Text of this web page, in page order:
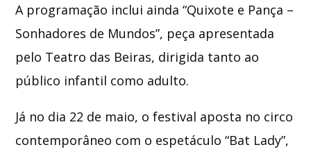
A programação inclui ainda “Quixote e Pança –
Sonhadores de Mundos”, peça apresentada
pelo Teatro das Beiras, dirigida tanto ao
público infantil como adulto.
Já no dia 22 de maio, o festival aposta no circo
contemporâneo com o espetáculo “Bat Lady”,